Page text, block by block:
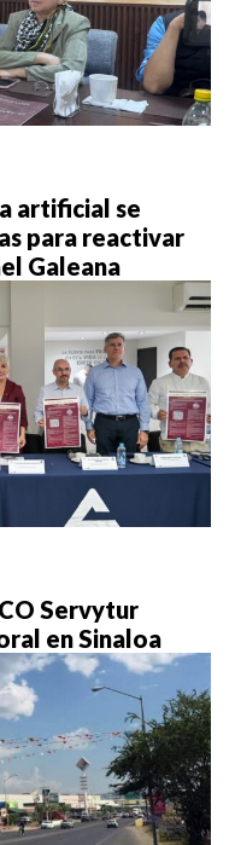
artificial se
para reactivar
Galeana
Servytur
en Sinaloa